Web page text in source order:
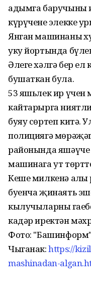
адымга баручының
күрүченең элекке
Янган машинаның
уку йортында
Әлеге хәлгә бер
бушаткан була.
53 яшьлек ир
кайтарырга
буяу сөртеп китә.
полициягә
районында
машинага ут
Кеше милкенә
буенча җинаять
кылучыларның
кадәр иректән
Фото:
Чыганак:https://
mashinadan-